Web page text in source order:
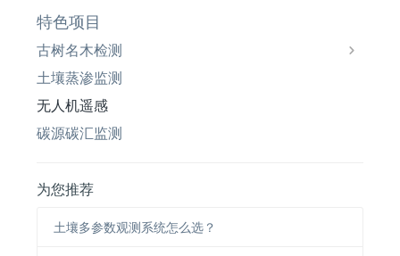
特色项目
古树名木检测
土壤蒸渗监测
无人机遥感
碳源碳汇监测
为您推荐
土壤多参数观测系统怎么选？